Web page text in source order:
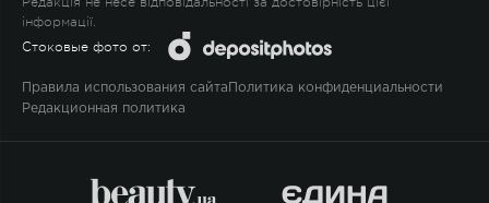
інформації.
Стоковые фото от:
Правила использования сайта Политика конфиденциальности
Редакционная политика